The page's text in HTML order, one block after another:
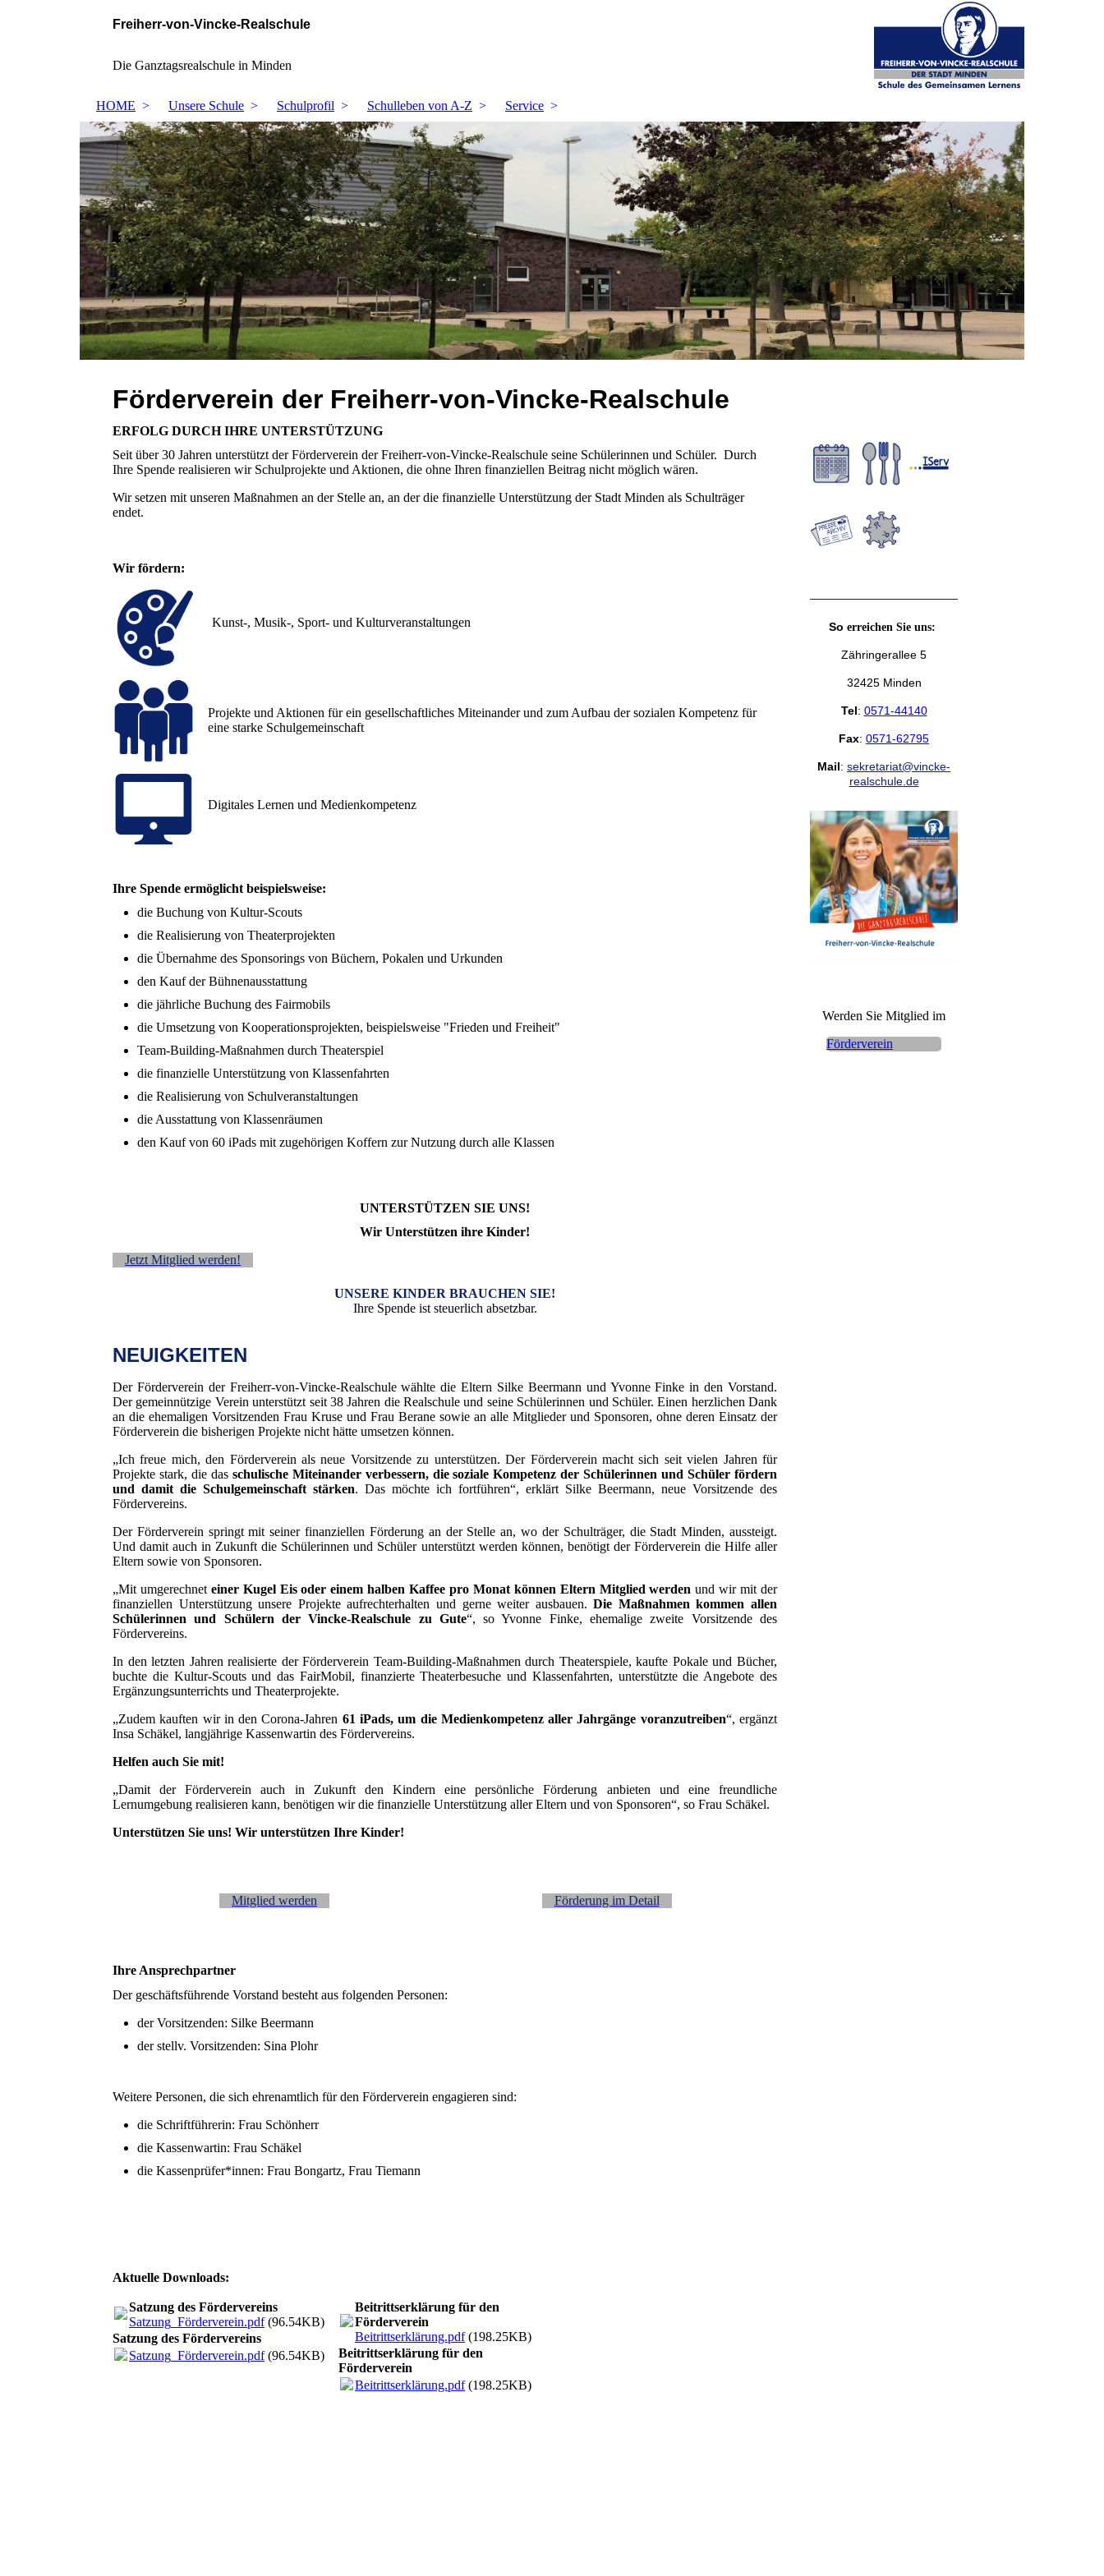
Freiherr-von-Vincke-Realschule
Die Ganztagsrealschule in Minden
HOME Unsere Schule Schulprofil Schulleben von A-Z Service
Förderverein der Freiherr-von-Vincke-Realschule
ERFOLG DURCH IHRE UNTERSTÜTZUNG
Seit über 30 Jahren unterstützt der Förderverein der Freiherr-von-Vincke-Realschule seine Schülerinnen und Schüler. Durch
Ihre Spende realisieren wir Schulprojekte und Aktionen, die ohne Ihren finanziellen Beitrag nicht möglich wären.
Wir setzen mit unseren Maßnahmen an der Stelle an, an der die finanzielle Unterstützung der Stadt Minden als Schulträger
endet.
Wir fördern:
Kunst-, Musik-, Sport- und Kulturveranstaltungen
Projekte und Aktionen für ein gesellschaftliches Miteinander und zum Aufbau der sozialen Kompetenz für
eine starke Schulgemeinschaft
Digitales Lernen und Medienkompetenz
Ihre Spende ermöglicht beispielsweise:
die Buchung von Kultur-Scouts
die Realisierung von Theaterprojekten
die Übernahme des Sponsorings von Büchern, Pokalen und Urkunden
den Kauf der Bühnenausstattung
die jährliche Buchung des Fairmobils
die Umsetzung von Kooperationsprojekten, beispielsweise "Frieden und Freiheit"
Team-Building-Maßnahmen durch Theaterspiel
die finanzielle Unterstützung von Klassenfahrten
die Realisierung von Schulveranstaltungen
die Ausstattung von Klassenräumen
den Kauf von 60 iPads mit zugehörigen Koffern zur Nutzung durch alle Klassen
UNTERSTÜTZEN SIE UNS!
Wir Unterstützen ihre Kinder!
Jetzt Mitglied werden!
UNSERE KINDER BRAUCHEN SIE!
Ihre Spende ist steuerlich absetzbar.
NEUIGKEITEN
Der Förderverein der Freiherr-von-Vincke-Realschule wählte die Eltern Silke Beermann und Yvonne Finke in den Vorstand.
Der gemeinnützige Verein unterstützt seit 38 Jahren die Realschule und seine Schülerinnen und Schüler. Einen herzlichen Dank
an die ehemaligen Vorsitzenden Frau Kruse und Frau Berane sowie an alle Mitglieder und Sponsoren, ohne deren Einsatz der
Förderverein die bisherigen Projekte nicht hätte umsetzen können.
„Ich freue mich, den Förderverein als neue Vorsitzende zu unterstützen. Der Förderverein macht sich seit vielen Jahren für
Projekte stark, die das schulische Miteinander verbessern, die soziale Kompetenz der Schülerinnen und Schüler fördern
und damit die Schulgemeinschaft stärken. Das möchte ich fortführen“, erklärt Silke Beermann, neue Vorsitzende des
Fördervereins.
Der Förderverein springt mit seiner finanziellen Förderung an der Stelle an, wo der Schulträger, die Stadt Minden, aussteigt.
Und damit auch in Zukunft die Schülerinnen und Schüler unterstützt werden können, benötigt der Förderverein die Hilfe aller
Eltern sowie von Sponsoren.
„Mit umgerechnet einer Kugel Eis oder einem halben Kaffee pro Monat können Eltern Mitglied werden und wir mit der
finanziellen Unterstützung unsere Projekte aufrechterhalten und gerne weiter ausbauen.Die Maßnahmen kommen allen
Schülerinnen und Schülern der Vincke-Realschule zu Gute“, so Yvonne Finke, ehemalige zweite Vorsitzende des
Fördervereins.
In den letzten Jahren realisierte der Förderverein Team-Building-Maßnahmen durch Theaterspiele, kaufte Pokale und Bücher,
buchte die Kultur-Scouts und das FairMobil, finanzierte Theaterbesuche und Klassenfahrten, unterstützte die Angebote des
Ergänzungsunterrichts und Theaterprojekte.
„Zudem kauften wir in den Corona-Jahren 61 iPads, um die Medienkompetenz aller Jahrgänge voranzutreiben“, ergänzt
Insa Schäkel, langjährige Kassenwartin des Fördervereins.
Helfen auch Sie mit!
„Damit der Förderverein auch in Zukunft den Kindern eine persönliche Förderung anbieten und eine freundliche
Lernumgebung realisieren kann, benötigen wir die finanzielle Unterstützung aller Eltern und von Sponsoren“, so Frau Schäkel.
Unterstützen Sie uns! Wir unterstützen Ihre Kinder!
Mitglied werden Förderung im Detail
Ihre Ansprechpartner
Der geschäftsführende Vorstand besteht aus folgenden Personen:
der Vorsitzenden: Silke Beermann
der stellv. Vorsitzenden: Sina Plohr
Weitere Personen, die sich ehrenamtlich für den Förderverein engagieren sind:
die Schriftführerin: Frau Schönherr
die Kassenwartin: Frau Schäkel
die Kassenprüfer*innen: Frau Bongartz, Frau Tiemann
Aktuelle Downloads:
Satzung des Fördervereins
Satzung_Förderverein.pdf(96.54KB)
Satzung des Fördervereins
Satzung_Förderverein.pdf(96.54KB)
Beitrittserklärung für den
Förderverein
Beitrittserklärung.pdf(198.25KB)
Beitrittserklärung für den
Förderverein
Beitrittserklärung.pdf(198.25KB)
So erreichen Sie uns:
Zähringerallee 5
32425 Minden
Tel: 0571-44140
Fax: 0571-62795
Mail: sekretariat@vincke-
realschule.de
Werden Sie Mitglied im
Förderverein